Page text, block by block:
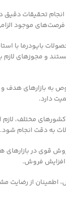
تحقیقات دقیق
و فرصت‌های موجود
بایودرما با
و مجوزهای لازم
به بازارهای هدف و
دارد.
مختلف،
به دقت انجام شود.
قوی در بازارهای
فروش.
اطمینان از رضایت